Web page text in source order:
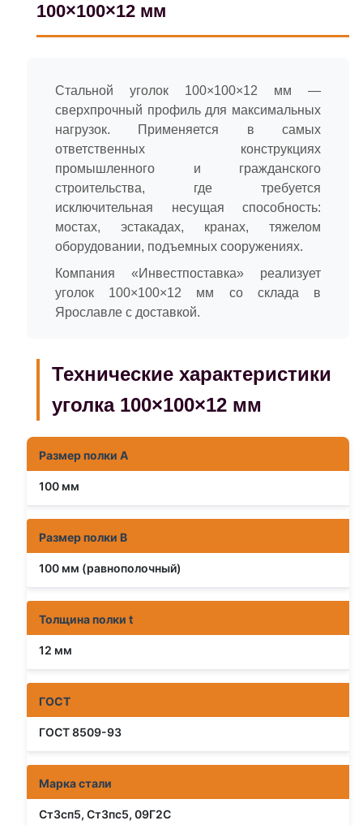
100×100×12 мм
Стальной уголок 100×100×12 мм —
сверхпрочный профиль для максимальных
нагрузок. Применяется в самых
ответственных конструкциях
промышленного и гражданского
строительства, где требуется
исключительная несущая способность:
мостах, эстакадах, кранах, тяжелом
оборудовании, подъемных сооружениях.
Компания «Инвестпоставка» реализует
уголок 100×100×12 мм со склада в
Ярославле с доставкой.
Технические характеристики
уголка 100×100×12 мм
Размер полки A
100 мм
Размер полки B
100 мм (равнополочный)
Толщина полки t
12 мм
ГОСТ
ГОСТ 8509-93
Марка стали
Ст3сп5, Ст3пс5, 09Г2С